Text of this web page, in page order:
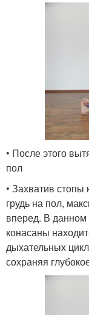
• После этого
пол
• Захватив стопы
грудь на пол,
вперед. В
конасаны
дыхательных
сохраняя